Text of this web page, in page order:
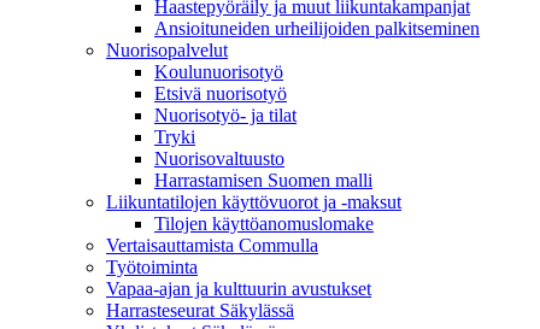
Haastepyöräily ja muut liikuntakampanjat
Ansioituneiden urheilijoiden palkitseminen
Nuorisopalvelut
Koulunuorisotyö
Etsivä nuorisotyö
Nuorisotyö- ja tilat
Tryki
Nuorisovaltuusto
Harrastamisen Suomen malli
Liikuntatilojen käyttövuorot ja -maksut
Tilojen käyttöanomuslomake
Vertaisauttamista Commulla
Työtoiminta
Vapaa-ajan ja kulttuurin avustukset
Harrasteseurat Säkylässä